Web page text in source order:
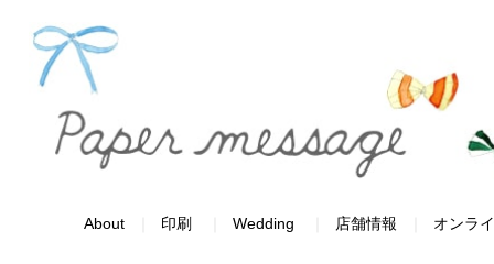
About 印刷 Wedding 店舗情報 オンラ